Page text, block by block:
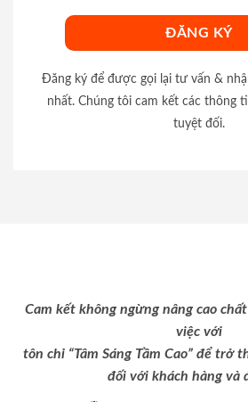
Đăng ký để được gọi lại tư vấn &
nhất. Chúng tôi cam kết các thông
tuyệt đối.
Cam kết không ngừng nâng cao
việc với
tôn chỉ “Tâm Sáng Tầm Cao” để trở
đối với khách hàng và